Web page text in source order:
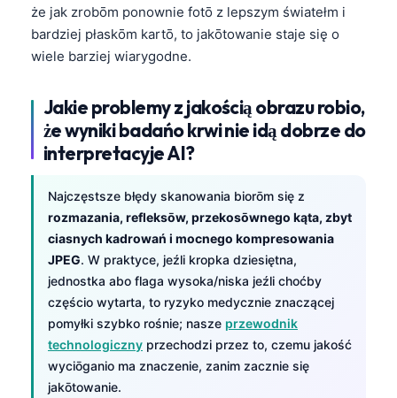
że jak zrobōm ponownie fotō z lepszym światełm i
bardziej płaskōm kartō, to jakōtowanie staje się o
wiele barziej wiarygodne.
Jakie problemy z jakością obrazu robio,
że wyniki badańo krwi nie idą dobrze do
interpretacyje AI?
Najczęstsze błędy skanowania biorōm się z
rozmazania, refleksōw, przekosōwnego kąta, zbyt
ciasnych kadrowań i mocnego kompresowania
JPEG. W praktyce, jeźli kropka dziesiętna,
jednostka abo flaga wysoka/niska jeźli choćby
częścio wytarta, to ryzyko medycznie znaczącej
pomyłki szybko rośnie; nasze przewodnik
technologiczny przechodzi przez to, czemu jakość
wyciōganio ma znaczenie, zanim zacznie się
jakōtowanie.